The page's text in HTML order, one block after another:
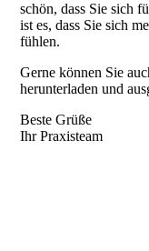
schön, dass Sie sich
ist es, dass Sie sich
fühlen.
Gerne können Sie
herunterladen und
Beste Grüße
Ihr Praxisteam